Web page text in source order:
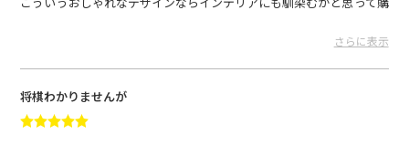
ルールも全くわからないのですが子供と一緒におしゃべりしながら楽
wakawaka さん 2024.12.04
さらに表示
将棋わかりませんが